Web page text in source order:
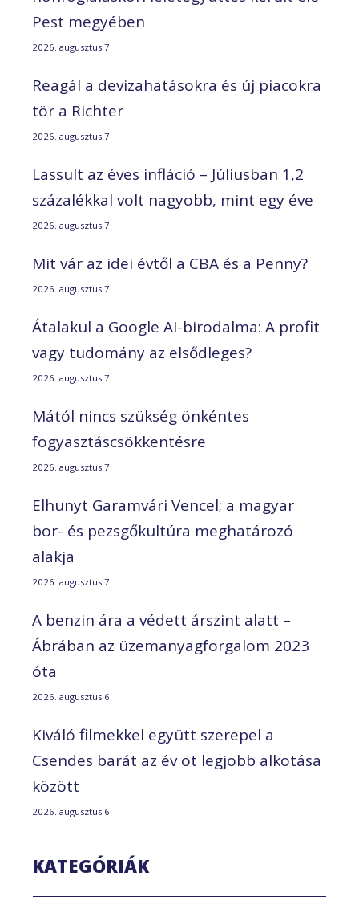
Pest megyében
2026. augusztus 7.
Reagál a devizahatásokra és új piacokra
tör a Richter
2026. augusztus 7.
Lassult az éves infláció – Júliusban 1,2
százalékkal volt nagyobb, mint egy éve
2026. augusztus 7.
Mit vár az idei évtől a CBA és a Penny?
2026. augusztus 7.
Átalakul a Google AI-birodalma: A profit
vagy tudomány az elsődleges?
2026. augusztus 7.
Mától nincs szükség önkéntes
fogyasztáscsökkentésre
2026. augusztus 7.
Elhunyt Garamvári Vencel; a magyar
bor- és pezsgőkultúra meghatározó
alakja
2026. augusztus 7.
A benzin ára a védett árszint alatt –
Ábrában az üzemanyagforgalom 2023
óta
2026. augusztus 6.
Kiváló filmekkel együtt szerepel a
Csendes barát az év öt legjobb alkotása
között
2026. augusztus 6.
KATEGÓRIÁK